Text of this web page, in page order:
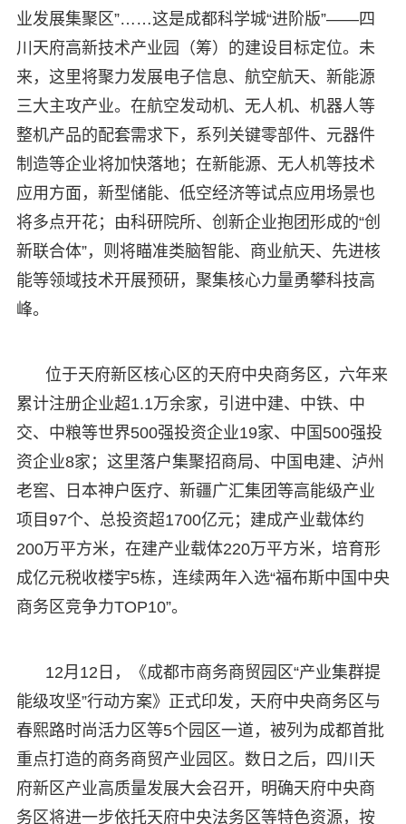
业发展集聚区”……这是成都科学城“进阶版”——四
川天府高新技术产业园（筹）的建设目标定位。未
来，这里将聚力发展电子信息、航空航天、新能源
三大主攻产业。在航空发动机、无人机、机器人等
整机产品的配套需求下，系列关键零部件、元器件
制造等企业将加快落地；在新能源、无人机等技术
应用方面，新型储能、低空经济等试点应用场景也
将多点开花；由科研院所、创新企业抱团形成的“创
新联合体”，则将瞄准类脑智能、商业航天、先进核
能等领域技术开展预研，聚集核心力量勇攀科技高
峰。
位于天府新区核心区的天府中央商务区，六年来
累计注册企业超1.1万余家，引进中建、中铁、中
交、中粮等世界500强投资企业19家、中国500强投
资企业8家；这里落户集聚招商局、中国电建、泸州
老窖、日本神户医疗、新疆广汇集团等高能级产业
项目97个、总投资超1700亿元；建成产业载体约
200万平方米，在建产业载体220万平方米，培育形
成亿元税收楼宇5栋，连续两年入选“福布斯中国中央
商务区竞争力TOP10”。
12月12日，《成都市商务商贸园区“产业集群提
能级攻坚”行动方案》正式印发，天府中央商务区与
春熙路时尚活力区等5个园区一道，被列为成都首批
重点打造的商务商贸产业园区。数日之后，四川天
府新区产业高质量发展大会召开，明确天府中央商
务区将进一步依托天府中央法务区等特色资源，按